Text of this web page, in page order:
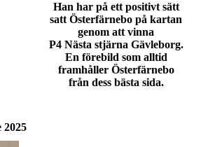
Han har på ett positivt sätt
satt Österfärnebo på kartan
genom att vinna
P4 Nästa stjärna Gävleborg.
En förebild som alltid
framhåller Österfärnebo
från dess bästa sida.
2025